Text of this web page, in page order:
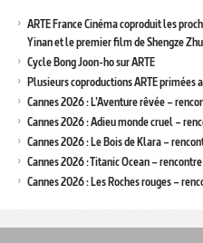
ARTE France Cinéma coproduit les
Yinan et le premier film de Shengze Zhu
Cycle Bong Joon-ho sur ARTE
Plusieurs coproductions ARTE primées
Cannes 2026 : L’Aventure rêvée –
Cannes 2026 : Adieu monde cruel –
Cannes 2026 : Le Bois de Klara –
Cannes 2026 : Titanic Ocean –
Cannes 2026 : Les Roches rouges –